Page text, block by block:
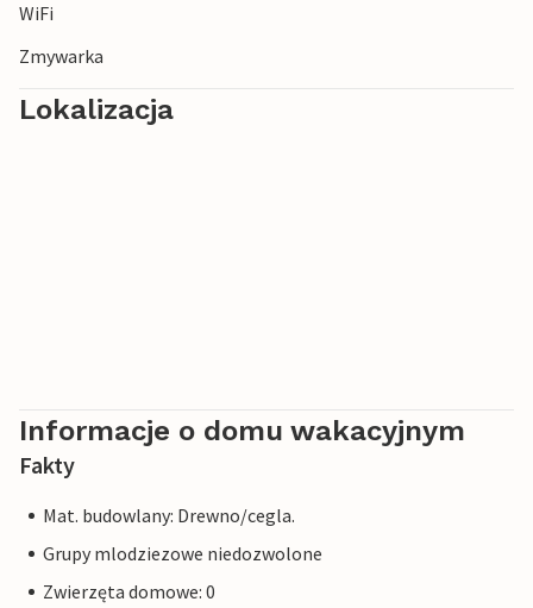
WiFi
Zmywarka
Lokalizacja
Informacje o domu wakacyjnym
Fakty
Mat. budowlany: Drewno/cegla.
Grupy mlodziezowe niedozwolone
Zwierzęta domowe: 0